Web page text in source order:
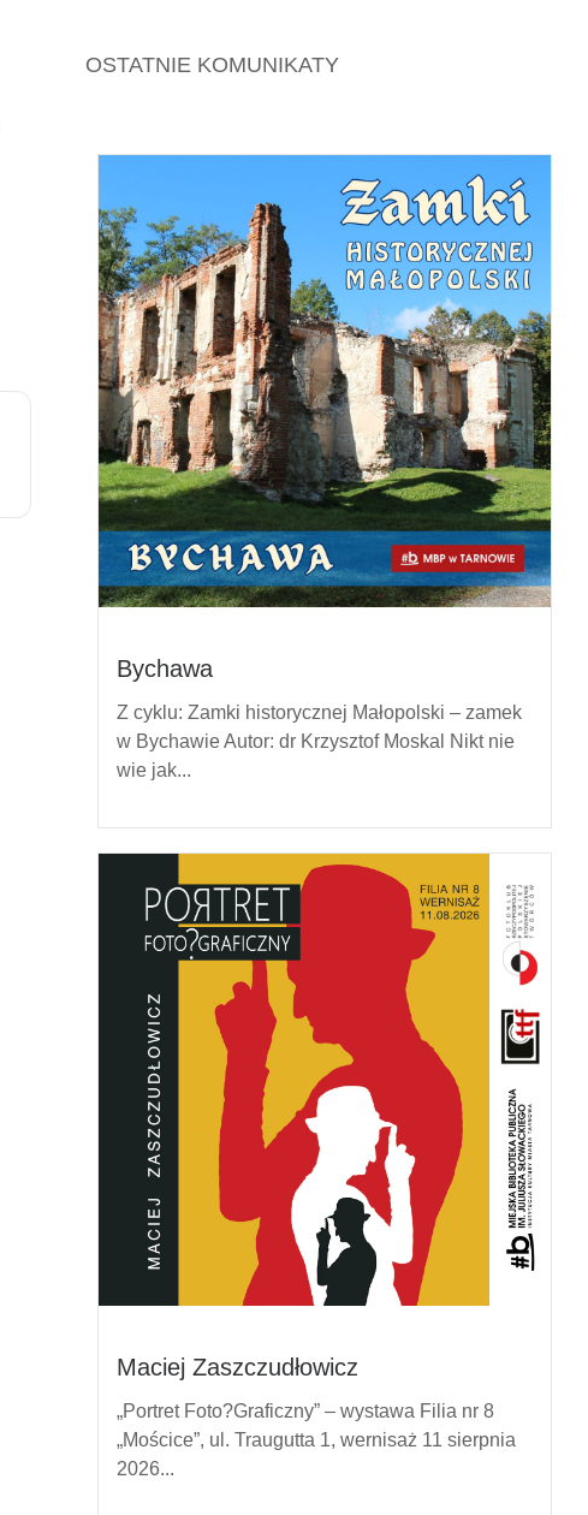
OSTATNIE KOMUNIKATY
Bychawa
Z cyklu: Zamki historycznej Małopolski – zamek
w Bychawie Autor: dr Krzysztof Moskal Nikt nie
wie jak...
Maciej Zaszczudłowicz
„Portret Foto?Graficzny” – wystawa Filia nr 8
„Mościce”, ul. Traugutta 1, wernisaż 11 sierpnia
2026...